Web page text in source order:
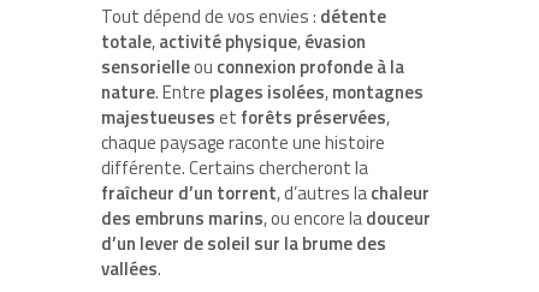
Tout dépend de vos envies : détente
totale,activité physique,évasion
sensorielleou connexion profonde à la
nature. Entre plages isolées,montagnes
majestueuseset forêts préservées,
chaque paysage raconte une histoire
différente. Certains chercheront la
fraîcheur d’un torrent, d’autres lachaleur
des embruns marins, ou encore ladouceur
d’un lever de soleil sur la brume des
vallées.